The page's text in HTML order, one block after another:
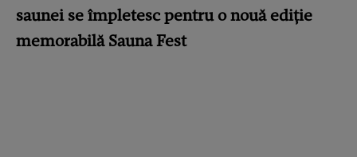
saunei se împletesc pentru o nouă ediție
memorabilă Sauna Fest